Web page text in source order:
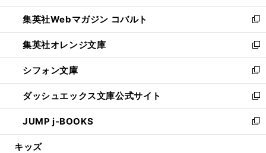
開
く
ウ
で
開
く
ン
ド
ウ
で
開
く
ウ
ィ
ン
ド
ウ
で
開
く
集英社Webマガジン コバルト
新
し
い
ウ
ィ
ン
ド
ウ
で
開
集英社オレンジ文庫
新
し
い
ウ
ィ
ン
ド
ウ
シフォン文庫
新
し
い
ウ
ィ
ン
ダッシュエックス文庫公式サイト
新
し
い
ウ
JUMP j-BOOKS
新
し
キッズ